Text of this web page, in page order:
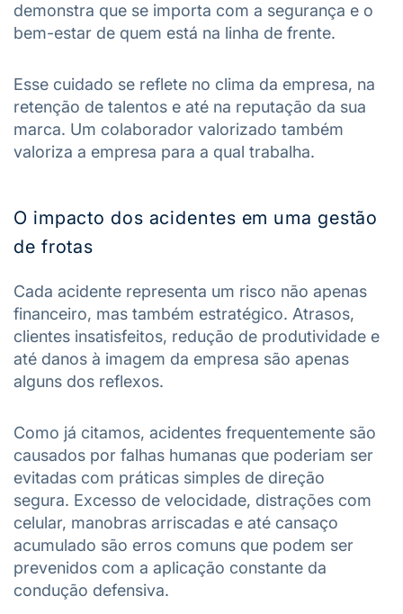
demonstra que se importa com a segurança e o
bem-estar de quem está na linha de frente.
Esse cuidado se reflete no clima da empresa, na
retenção de talentos e até na reputação da sua
marca. Um colaborador valorizado também
valoriza a empresa para a qual trabalha.
O impacto dos acidentes em uma gestão
de frotas
Cada acidente representa um risco não apenas
financeiro, mas também estratégico. Atrasos,
clientes insatisfeitos, redução de produtividade e
até danos à imagem da empresa são apenas
alguns dos reflexos.
Como já citamos, acidentes frequentemente são
causados por falhas humanas que poderiam ser
evitadas com práticas simples de direção
segura. Excesso de velocidade, distrações com
celular, manobras arriscadas e até cansaço
acumulado são erros comuns que podem ser
prevenidos com a aplicação constante da
condução defensiva.